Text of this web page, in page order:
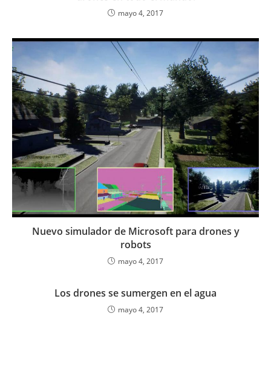
mayo 4, 2017
Nuevo simulador de Microsoft para drones y
robots
mayo 4, 2017
Los drones se sumergen en el agua
mayo 4, 2017